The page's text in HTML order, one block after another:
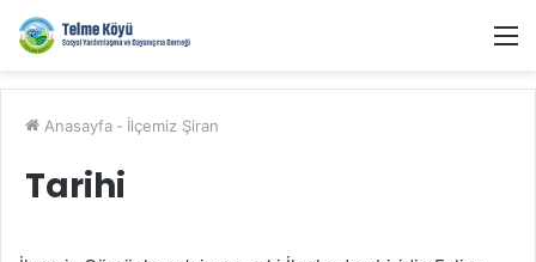
Anasayfa - İlçemiz Şiran
Tarihi